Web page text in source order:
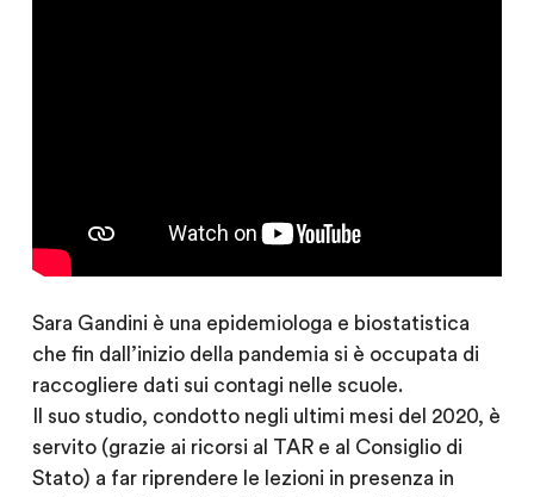
Sara Gandini è una epidemiologa e biostatistica
che fin dall’inizio della pandemia si è occupata di
raccogliere dati sui contagi nelle scuole.
Il suo studio, condotto negli ultimi mesi del 2020, è
servito (grazie ai ricorsi al TAR e al Consiglio di
Stato) a far riprendere le lezioni in presenza in